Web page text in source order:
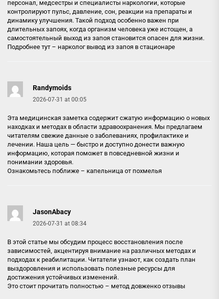
персонал, медсестры и специалисты наркологии, которые
контролируют пульс, давление, сон, реакции на препараты и
динамику улучшения. Такой подход особенно важен при
длительных запоях, когда организм человека уже истощен, а
самостоятельный выход из запоя становится опасен для жизни.
Подробнее тут – нарколог вывод из запоя в стационаре
Randymoids
2026-07-31 at 00:05
Эта медицинская заметка содержит сжатую информацию о новых
находках и методах в области здравоохранения. Мы предлагаем
читателям свежие данные о заболеваниях, профилактике и
лечении. Наша цель — быстро и доступно донести важную
информацию, которая поможет в повседневной жизни и
понимании здоровья.
Ознакомьтесь поближе – капельница от похмелья
JasonAbacy
2026-07-31 at 08:34
В этой статье мы обсудим процесс восстановления после
зависимостей, акцентируя внимание на различных методах и
подходах к реабилитации. Читатели узнают, как создать план
выздоровления и использовать полезные ресурсы для
достижения устойчивых изменений.
Это стоит прочитать полностью – метод довженко отзывы